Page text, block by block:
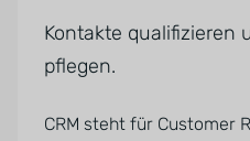
Kontakte qualifizieren
pflegen.
CRM steht für Customer